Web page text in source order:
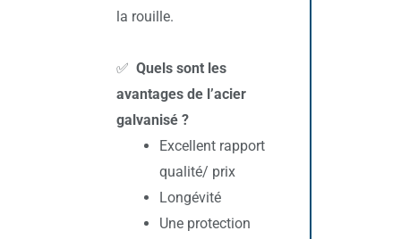
la rouille.
✅ Quels sont les
avantages de l’acier
galvanisé ?
Excellent rapport
qualité/ prix
Longévité
Une protection